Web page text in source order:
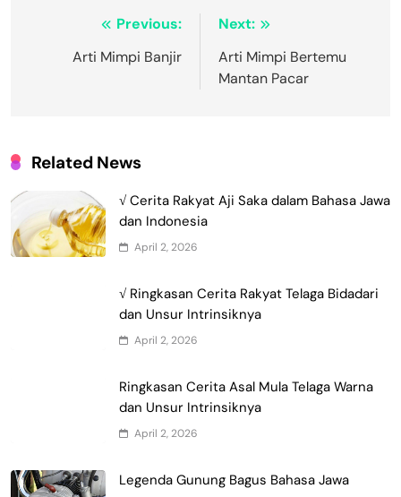
Navigasi Previous:
Arti Mimpi Banjir
Next:
Arti Mimpi Bertemu
Mantan Pacar
Related News
√ Cerita Rakyat Aji Saka dalam Bahasa Jawa
dan Indonesia
April 2, 2026
√ Ringkasan Cerita Rakyat Telaga Bidadari
dan Unsur Intrinsiknya
April 2, 2026
Ringkasan Cerita Asal Mula Telaga Warna
dan Unsur Intrinsiknya
April 2, 2026
Legenda Gunung Bagus Bahasa Jawa